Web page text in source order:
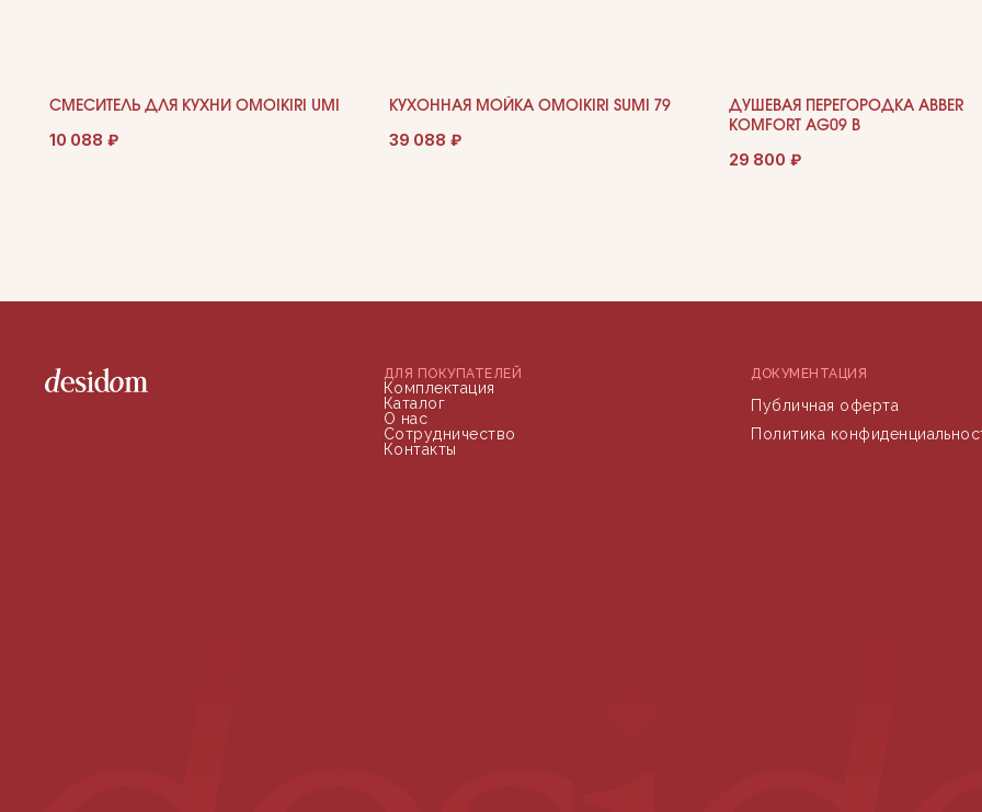
СМЕСИТЕЛЬ ДЛЯ КУХНИ OMOIKIRI UMI
10 088 ₽
КУХОННАЯ МОЙКА OMOIKIRI SUMI 79
39 088 ₽
ДУШЕВАЯ ПЕРЕГОРОДКА ABBER
KOMFORT AG09 B
29 800 ₽
ДОКУМЕНТАЦИЯ
Публичная оферта
Политика
ДЛЯ ПОКУПАТЕЛЕЙ
Комплектация
Каталог
О нас
Сотрудничество
Контакты